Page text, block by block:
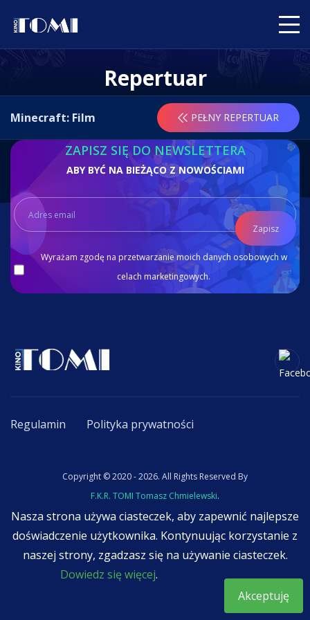
Nasza strona używa ciasteczek, aby zapewnić najlepsze
doświadczenie użytkownika. Kontynuując korzystanie z
naszej strony, zgadzasz się na używanie ciasteczek.
Dowiedz się więcej.
Akceptuję
Repertuar
PEŁNY REPERTUAR
Minecraft: Film
ZAPISZ SIĘ DO NEWSLETTERA
ABY BYĆ NA BIEŻĄCO Z NOWOŚCIAMI
Zapisz
Wyrażam zgodę na przetwarzanie moich danych osobowych w
celach marketingowych.
Regulamin Polityka prywatności
Copyright © 2020 - 2026. All Rights Reserved By
F.K.R. TOMI Tomasz Chmielewski.